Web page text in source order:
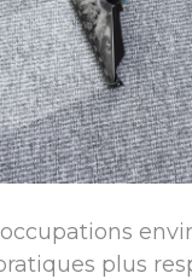
plus